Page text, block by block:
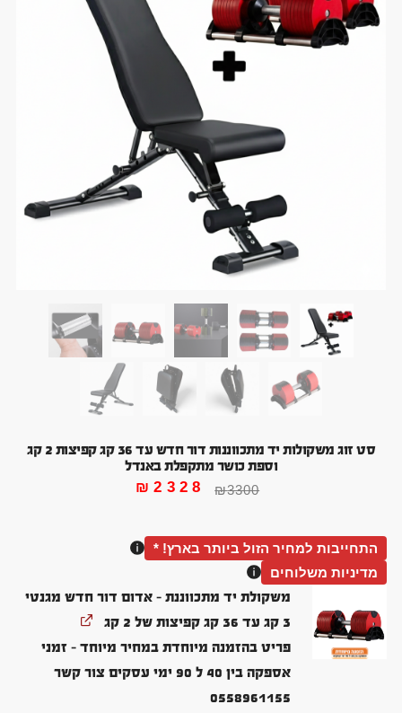
סט זוג משקולות יד מתכווננות דור חדש עד 36 קג קפיצות 2 קג
וספת כושר מתקפלת באנדל
₪3300
₪2328
התחייבות למחיר הזול ביותר בארץ! *
מדיניות משלוחים
משקולת יד מתכווננת - אדום דור חדש מגנטי
3 קג עד 36 קג קפיצות של 2 קג
פריט בהזמנה מיוחדת במחיר מיוחד - זמני
אספקה בין 40 ל 90 ימי עסקים צור קשר
0558961155